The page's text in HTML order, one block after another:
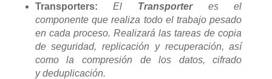
Transporters:
El Transporter es el
componente que realiza todo el trabajo pesado
en cada proceso. Realizará las tareas de copia
de seguridad, replicación y recuperación, así
como la compresión de los datos, cifrado
y deduplicación.